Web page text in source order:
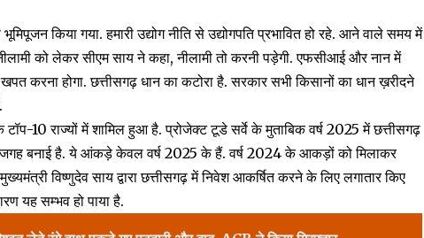
किया गया. हमारी उद्योग नीति से उद्योगपति प्रभावित हो रहे. आने वाले समय में
को लेकर सीएम साय ने कहा, नीलामी तो करनी पड़ेगी. एफसीआई और नान में
करना होगा. छत्तीसगढ़ धान का कटोरा है. सरकार सभी किसानों का धान ख़रीदने
10 राज्यों में शामिल हुआ है. प्रोजेक्ट टूडे सर्वे के मुताबिक वर्ष 2025 में छत्तीसगढ़
बनाई है. ये आंकड़े केवल वर्ष 2025 के हैं. वर्ष 2024 के आकड़ों को मिलाकर
विष्णुदेव साय द्वारा छत्तीसगढ़ में निवेश आकर्षित करने के लिए लगातार किए
यह सम्भव हो पाया है.